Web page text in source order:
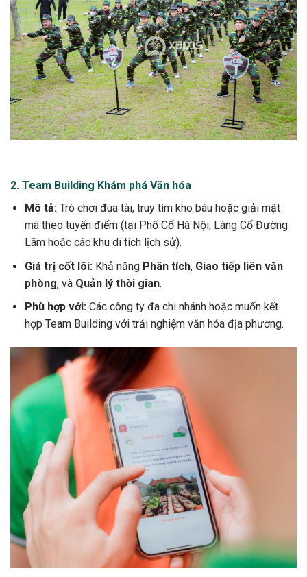
2. Team Building Khám phá Văn hóa
Mô tả:Trò chơi đua tài, truy tìm kho báu hoặc giải mật
mã theo tuyến điểm (tại Phố Cổ Hà Nội, Làng Cổ Đường
Lâm hoặc các khu di tích lịch sử).
Giá trị cốt lõi:Khả năng Phân tích, Giao tiếp liên văn
phòng, và Quản lý thời gian.
Phù hợp với:Các công ty đa chi nhánh hoặc muốn kết
hợp Team Building với trải nghiệm văn hóa địa phương.